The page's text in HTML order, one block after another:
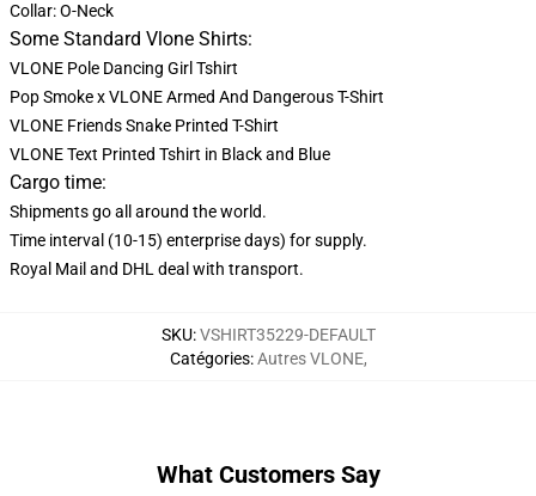
Collar: O-Neck
Some Standard Vlone Shirts:
VLONE Pole Dancing Girl Tshirt
Pop Smoke x VLONE Armed And Dangerous T-Shirt
VLONE Friends Snake Printed T-Shirt
VLONE Text Printed Tshirt in Black and Blue
Cargo time:
Shipments go all around the world.
Time interval (10-15) enterprise days) for supply.
Royal Mail and DHL deal with transport.
SKU:VSHIRT35229-DEFAULT
Catégories:Autres VLONE,
What Customers Say